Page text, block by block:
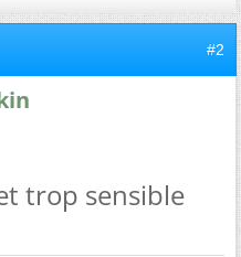
#2
trop sensible